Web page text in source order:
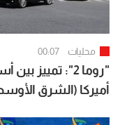
محليات 00:07
"روما 2": تمييز
أميركا (الشرق